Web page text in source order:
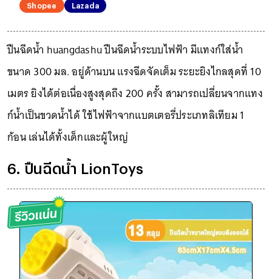
Shopee
Lazada
ปืนฉีดน้ำ huangdashu ปืนฉีดน้ำระบบไฟฟ้า มีแทงก์ใส่น้ำ
ขนาด 300 มล. อยู่ด้านบน แรงฉีดจัดเต็ม ระยะยิงไกลสุดที่ 10
เมตร ยิงได้ต่อเนื่องสูงสุดถึง 200 ครั้ง สามารถเปลี่ยนจากแทง
ก์น้ำเป็นขวดน้ำได้ ใช้ไฟฟ้าจากแบตเตอรี่ประเภทลิเทียม 1
ก้อน เล่นได้ทั้งเด็กและผู้ใหญ่
6. ปืนฉีดน้ำ LionToys